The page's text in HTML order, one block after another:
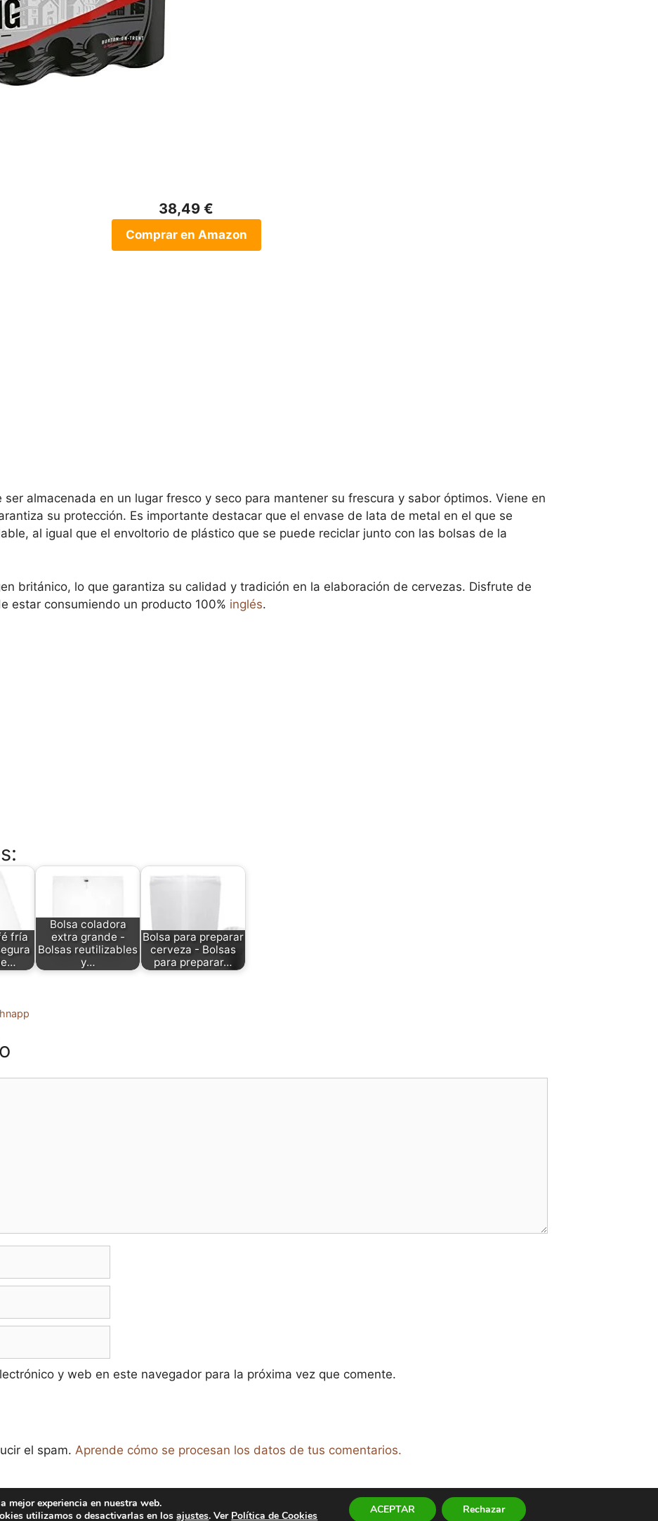
38,49 €
Comprar en Amazon
ser almacenada en un lugar fresco y seco para mantener su frescura y sabor óptimos. Viene en
su protección. Es importante destacar que el envase de lata de metal en el que se
al igual que el envoltorio de plástico que se puede reciclar junto con las bolsas de la
británico, lo que garantiza su calidad y tradición en la elaboración de cervezas. Disfrute de
estar consumiendo un producto 100% inglés.
fría
Bolsa coladora
extra grande -
Bolsas reutilizables
y…
Bolsa para preparar
cerveza - Bolsas
para preparar…
y web en este navegador para la próxima vez que comente.
el spam. Aprende cómo se procesan los datos de tus comentarios.
mejor experiencia en nuestra web.
utilizamos o desactivarlas en losajustes. Ver Política de Cookies ACEPTAR Rechazar